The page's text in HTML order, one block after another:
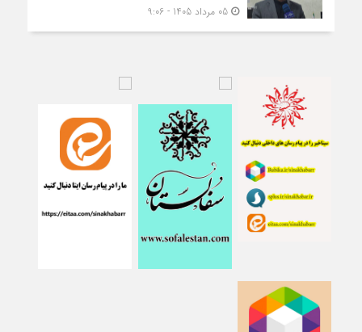
05 مرداد 1405 - 9:06